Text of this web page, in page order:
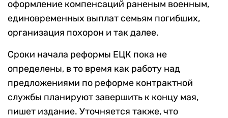
оформление компенсаций раненым военным,
единовременных выплат семьям погибших,
организация похорон и так далее.
Сроки начала реформы ЕЦК пока не
определены, в то время как работу над
предложениями по реформе контрактной
службы планируют завершить к концу мая,
пишет издание. Уточняется также, что